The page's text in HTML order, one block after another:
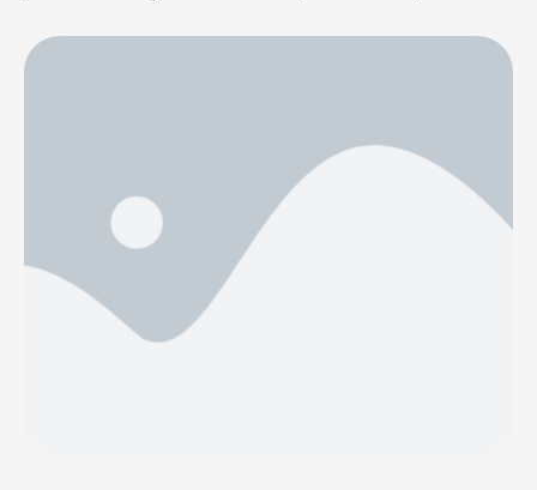
Onur Yürüyüşü’ne izin vererek bir ilki gerçekleştirmiş
olabilir. Rusya’nın batısındaki bir şehir olan Perm, “gay
dikkat çekiyor. Gay hakları aktivistleri, bir başvuru ile